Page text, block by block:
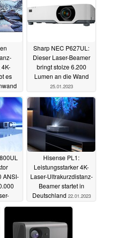
31.01.2023
es
Sharp NEC P627UL:
Dieser Laser-Beamer
bringt stolze 6.200
Lumen an die Wand
25.01.2023
ANSI-
Hisense PL1:
Leistungsstarker 4K-
Laser-Ultrakurzdistanz-
Beamer startet in
Deutschland 22.01.2023